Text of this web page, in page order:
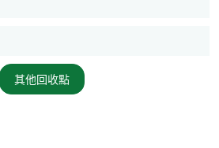
其他回收點